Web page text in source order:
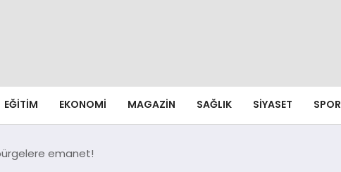
EĞITIM EKONOMI MAGAZIN SAĞLIK SIYASET SPOR
emanet!